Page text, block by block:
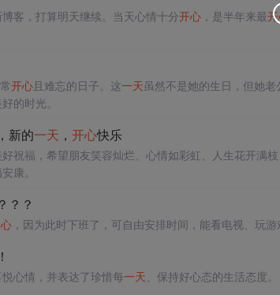
博客，打算明天继续。当天心情十分开心，是半年来最
开心且难忘的日子。这一天虽然不是她的生日，但她
的时光。
新的一天 ， 开心快乐
祝福，希望朋友笑容灿烂、心情如彩虹、人生花开满
康。
？？
，因为此时下班了，可自由安排时间，能看电视、玩游
！
心情，并表达了珍惜每一天 、保持好心态的生活态度。